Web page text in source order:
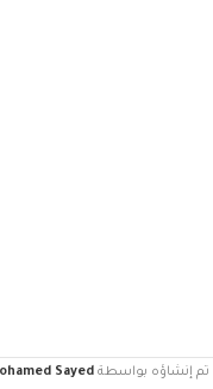
تم إنشاؤه بواسطةSayed